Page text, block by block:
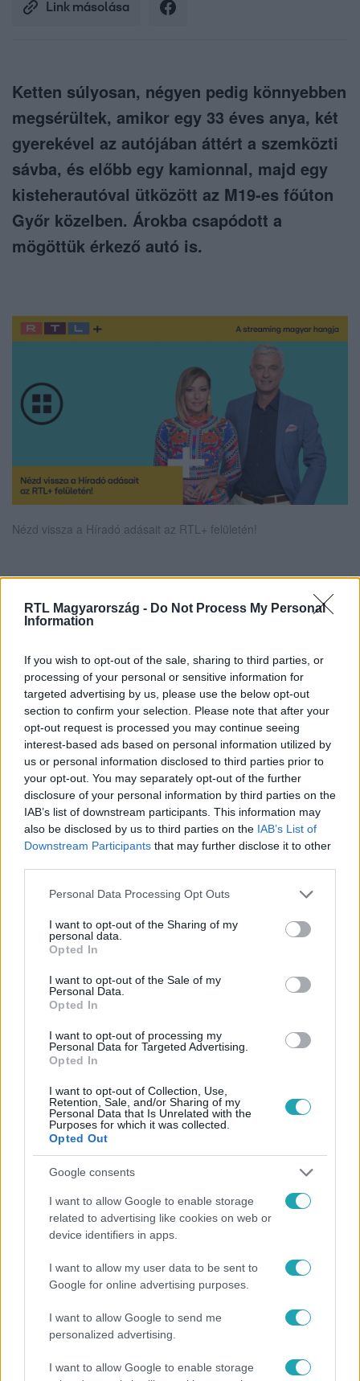
RTL Magyarország - Do Not Process My Personal
Information
If you wish to opt-out of the sale, sharing to third parties, or
processing of your personal or sensitive information for
targeted advertising by us, please use the below opt-out
section to confirm your selection. Please note that after your
opt-out request is processed you may continue seeing
interest-based ads based on personal information utilized by
us or personal information disclosed to third parties prior to
your opt-out. You may separately opt-out of the further
disclosure of your personal information by third parties on the
IAB’s list of downstream participants. This information may
also be disclosed by us to third parties on the IAB’s List of
Downstream Participants that may further disclose it to other
Please note that this website/app uses one or more Google
not limited to your visit or usage behaviour. You may click to
grant or deny consent to Google and its third-party tags to
use your data for below specified purposes in below Google
consent section.
Personal Data Processing Opt Outs
I want to opt-out of the Sharing of my
personal data.
Opted In
I want to opt-out of the Sale of my
Personal Data.
Opted In
I want to opt-out of processing my
Personal Data for Targeted Advertising.
Opted In
I want to opt-out of Collection, Use,
Retention, Sale, and/or Sharing of my
Personal Data that Is Unrelated with the
Purposes for which it was collected.
Opted Out
Google consents
I want to allow Google to enable storage
related to advertising like cookies on web or
device identifiers in apps.
I want to allow my user data to be sent to
Google for online advertising purposes.
I want to allow Google to send me
personalized advertising.
I want to allow Google to enable storage
Link másolása
Ketten súlyosan, négyen pedig könnyebben
megsérültek, amikor egy 33 éves anya, két
gyerekével az autójában áttért a szemközti
sávba, és előbb egy kamionnal, majd egy
kisteherautóval ütközött az M19-es főúton
Győr közelben. Árokba csapódott a
mögöttük érkező autó is.
Nézd vissza a Híradó adásait az RTL+ felületén!
legyen a Google-találatokban!
Kövess minket, és értesülj a friss hírekről a
Facebookon is!
Követem
HÍRADÓ #VIDEÓ FRONTÁLIS
Népszerű